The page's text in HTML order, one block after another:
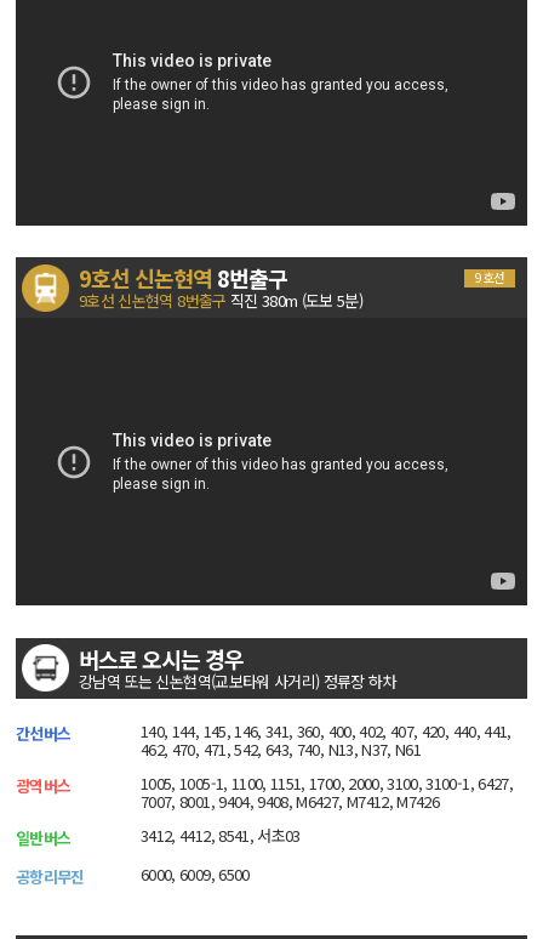
9호선 신논현역 8번출구
9호선 신논현역 8번출구 직진 380m (도보 5분)
9호선
버스로 오시는 경우
강남역 또는 신논현역(교보타워 사거리) 정류장 하차
간선버스 140, 144, 145, 146, 341, 360, 400, 402, 407, 420, 440, 441,
462, 470, 471, 542, 643, 740, N13, N37, N61
광역버스
1005, 1005-1, 1100, 1151, 1700, 2000, 3100, 3100-1, 6427,
7007, 8001, 9404, 9408, M6427, M7412, M7426
일반버스
3412, 4412, 8541, 서초03
공항리무진
6000, 6009, 6500